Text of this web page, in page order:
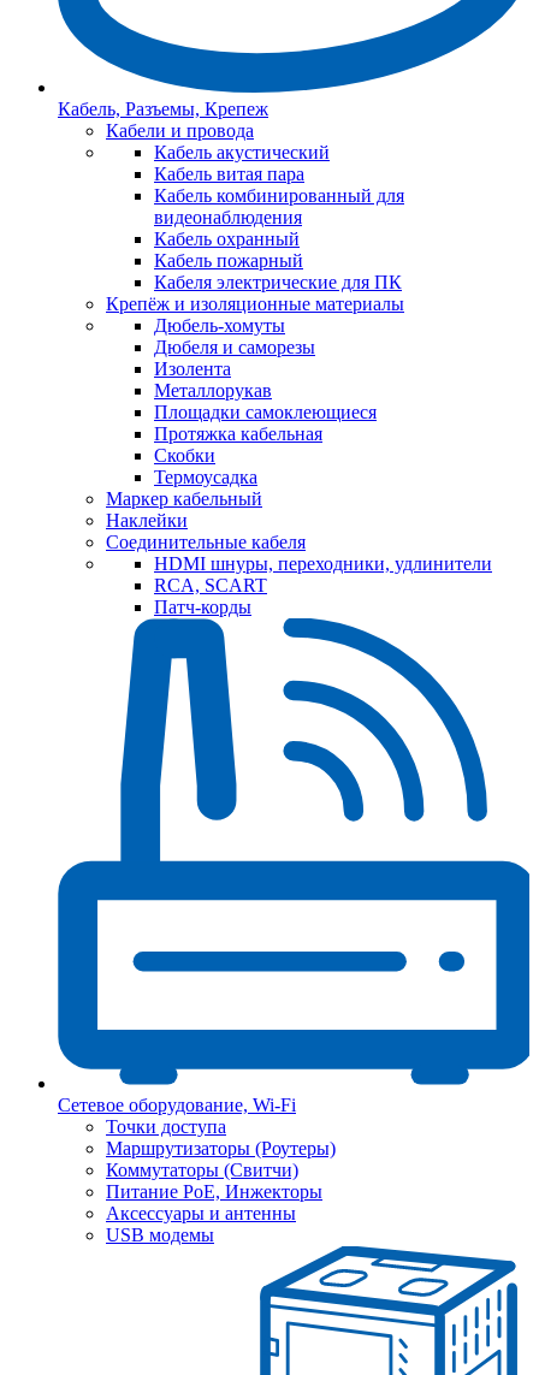
Кабель, Разъемы, Крепеж
Кабели и провода
Кабель акустический
Кабель витая пара
Кабель комбинированный для
видеонаблюдения
Кабель охранный
Кабель пожарный
Кабеля электрические для ПК
Крепёж и изоляционные материалы
Дюбель-хомуты
Дюбеля и саморезы
Изолента
Металлорукав
Площадки самоклеющиеся
Протяжка кабельная
Скобки
Термоусадка
Маркер кабельный
Наклейки
Соединительные кабеля
HDMI шнуры, переходники, удлинители
RCA, SCART
Патч-корды
Сетевое оборудование, Wi-Fi
Точки доступа
Маршрутизаторы (Роутеры)
Коммутаторы (Свитчи)
Питание PoE, Инжекторы
Аксессуары и антенны
USB модемы